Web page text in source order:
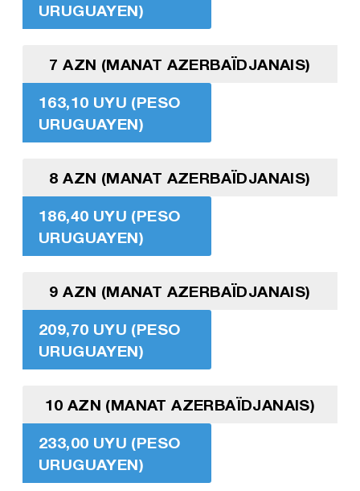
URUGUAYEN)
7 AZN (MANAT AZERBAÏDJANAIS)
163,10 UYU (PESO
URUGUAYEN)
8 AZN (MANAT AZERBAÏDJANAIS)
186,40 UYU (PESO
URUGUAYEN)
9 AZN (MANAT AZERBAÏDJANAIS)
209,70 UYU (PESO
URUGUAYEN)
10 AZN (MANAT AZERBAÏDJANAIS)
233,00 UYU (PESO
URUGUAYEN)